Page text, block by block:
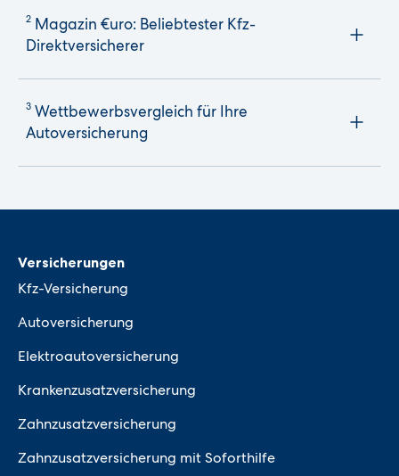
2 Magazin €uro: Beliebtester Kfz-
Direktversicherer
3 Wettbewerbsvergleich für Ihre
Autoversicherung
Versicherungen
Kfz-Versicherung
Autoversicherung
Elektroautoversicherung
Krankenzusatzversicherung
Zahnzusatzversicherung
Zahnzusatzversicherung mit Soforthilfe